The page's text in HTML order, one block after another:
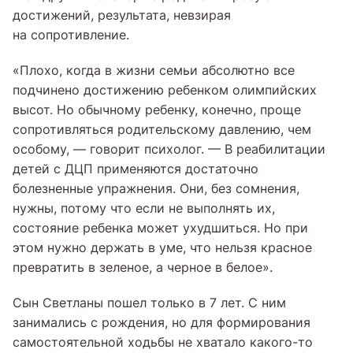
достижений, результата, невзирая
на сопротивление.
«Плохо, когда в жизни семьи абсолютно все
подчинено достижению ребенком олимпийских
высот. Но обычному ребенку, конечно, проще
сопротивляться родительскому давлению, чем
особому, — говорит психолог. — В реабилитации
детей с ДЦП применяются достаточно
болезненные упражнения. Они, без сомнения,
нужны, потому что если не выполнять их,
состояние ребенка может ухудшиться. Но при
этом нужно держать в уме, что нельзя красное
превратить в зеленое, а черное в белое».
Сын Светланы пошел только в 7 лет. С ним
занимались с рождения, но для формирования
самостоятельной ходьбы не хватало какого-то